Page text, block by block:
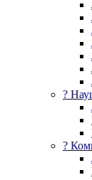
?
?️